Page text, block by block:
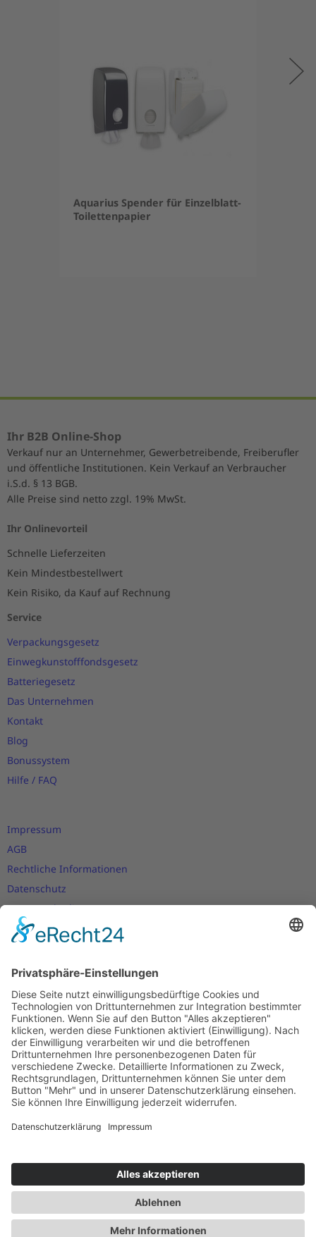
Aquarius Spender für Einzelblatt-
Toilettenpapier
Ihr B2B Online-Shop
Verkauf nur an Unternehmer, Gewerbetreibende, Freiberufler
und öffentliche Institutionen. Kein Verkauf an Verbraucher
i.S.d. § 13 BGB.
Alle Preise sind netto zzgl. 19% MwSt.
Ihr Onlinevorteil
Schnelle Lieferzeiten
Kein Mindestbestellwert
Kein Risiko, da Kauf auf Rechnung
Service
Verpackungsgesetz
Einwegkunstofffondsgesetz
Batteriegesetz
Das Unternehmen
Kontakt
Blog
Bonussystem
Hilfe / FAQ
Impressum
AGB
Rechtliche Informationen
Datenschutz
Nutzungsbedingungen
Versand- und Zahlungsbedingungen
Cookie-Einstellungen
Newsletter
Verpassen Sie keine Neuigkeiten,
Angebote und Gutscheine!
Jetzt anmelden und10 EUR Gutscheinsichern!
Abmeldung jederzeit möglich.
Verkauf nur an Unternehmer,
Gewerbetreibende, Freiberufler und